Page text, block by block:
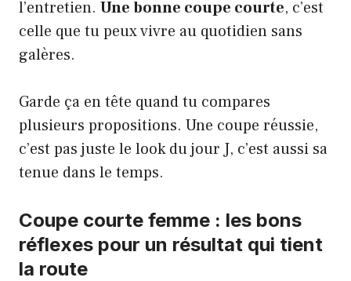
l’entretien. Une bonne coupe courte, c’est
celle que tu peux vivre au quotidien sans
galères.
Garde ça en tête quand tu compares
plusieurs propositions. Une coupe réussie,
c’est pas juste le look du jour J, c’est aussi sa
tenue dans le temps.
Coupe courte femme : les bons
réflexes pour un résultat qui tient
la route